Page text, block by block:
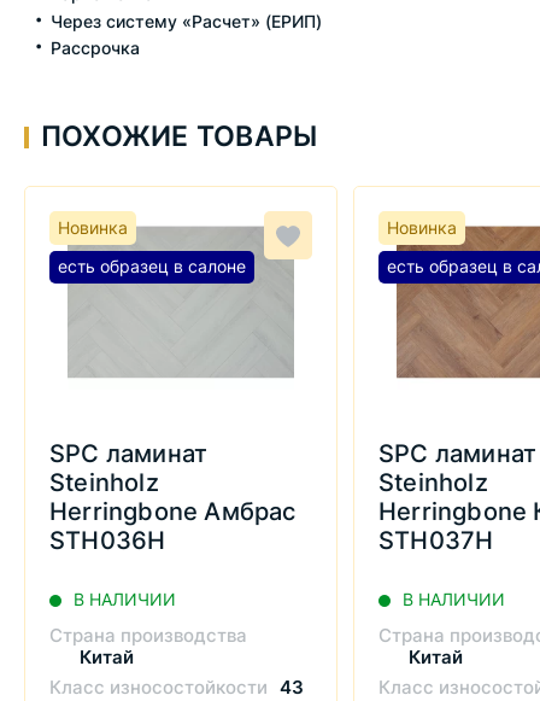
Через систему «Расчет» (ЕРИП)
Рассрочка
ПОХОЖИЕ ТОВАРЫ
Новинка
есть образец в салоне
SPC ламинат
Steinholz
Herringbone Амбрас
STH036H
В НАЛИЧИИ
Страна производства
Китай
Класс износостойкости 43
Новинка
есть образец в
SPC ламинат
Steinholz
Herringbone
STH037H
В НАЛИЧИИ
Страна
Китай
Класс